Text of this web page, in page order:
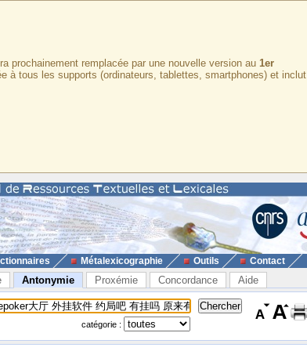
prochainement remplacée par une nouvelle version au 1er
à tous les supports (ordinateurs, tablettes, smartphones) et inclut
Métalexicographie Outils Contact
Antonymie Proxémie Concordance Aide
catégorie :